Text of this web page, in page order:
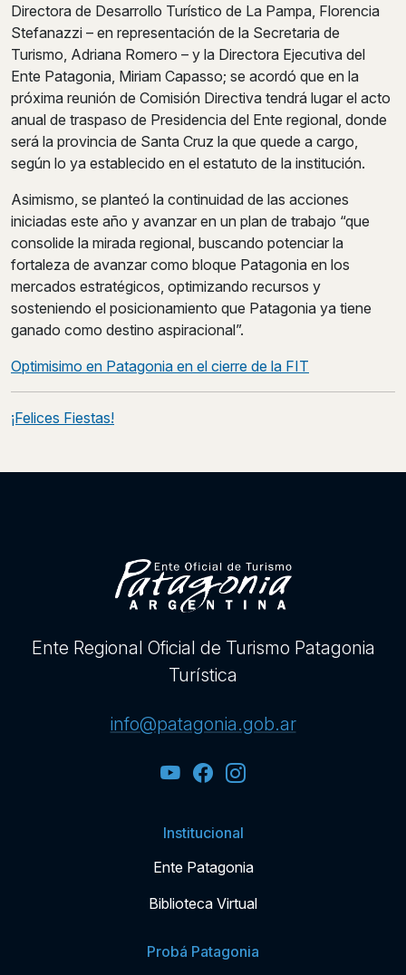
Directora de Desarrollo Turístico de La Pampa, Florencia
Stefanazzi – en representación de la Secretaria de
Turismo, Adriana Romero – y la Directora Ejecutiva del
Ente Patagonia, Miriam Capasso; se acordó que en la
próxima reunión de Comisión Directiva tendrá lugar el acto
anual de traspaso de Presidencia del Ente regional, donde
será la provincia de Santa Cruz la que quede a cargo,
según lo ya establecido en el estatuto de la institución.
Asimismo, se planteó la continuidad de las acciones
iniciadas este año y avanzar en un plan de trabajo “que
consolide la mirada regional, buscando potenciar la
fortaleza de avanzar como bloque Patagonia en los
mercados estratégicos, optimizando recursos y
sosteniendo el posicionamiento que Patagonia ya tiene
ganado como destino aspiracional”.
Post
navigation
Optimisimo en Patagonia en el cierre de la FIT
¡Felices Fiestas!
Ente Regional Oficial de Turismo Patagonia
Turística
info@patagonia.gob.ar
Institucional
Ente Patagonia
Biblioteca Virtual
Probá Patagonia